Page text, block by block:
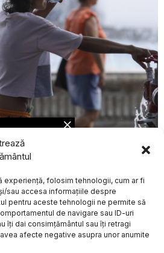
experiență, folosim tehnologii, cum ar fi
sau accesa informațiile despre
pentru aceste tehnologii ne permite să
de navigare sau ID-uri
îți dai consimțământul sau îți retragi
afecte negative asupra unor anumite
regenerabile de apă
deține aproximativ 0,1%
Termeni și Conditii
Contact
Cookies
transmite
calm
în timp ce
pentru o
continuă să
mesaje menite
opinia